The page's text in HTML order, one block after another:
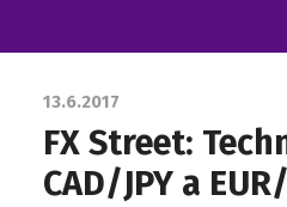
13.6.2017
FX Street:
CAD/JPY a